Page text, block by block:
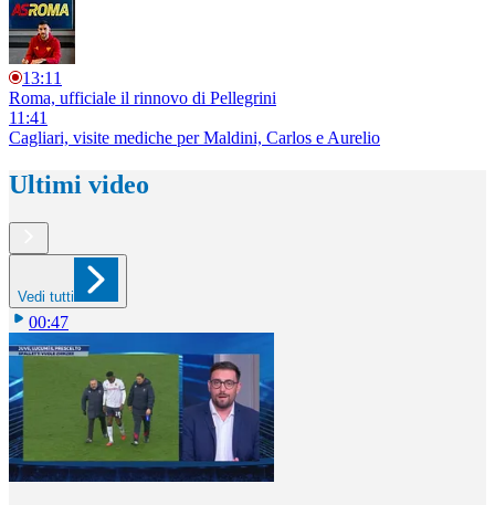
13:11
Roma, ufficiale il rinnovo di Pellegrini
11:41
Cagliari, visite mediche per Maldini, Carlos e Aurelio
Ultimi video
Vedi tutti
00:47